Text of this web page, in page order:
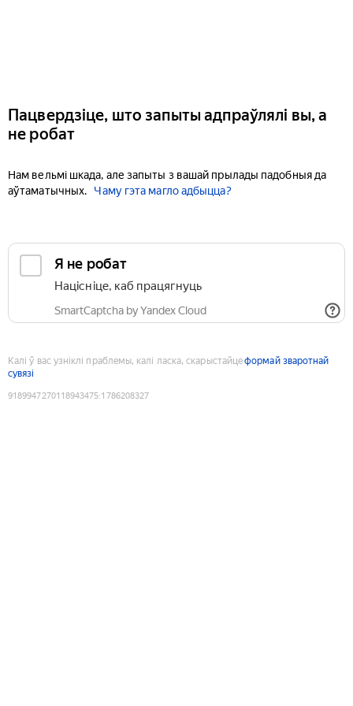
Пацвердзіце, што запыты адпраўлялі вы, а
не робат
Нам вельмі шкада, але запыты з вашай прылады падобныя да
аўтаматычных.
Чаму гэта магло адбыцца?
Я не робат
Націсніце, каб працягнуць
SmartCaptcha by Yandex Cloud
Калі ў вас узніклі праблемы, калі ласка, скарыстайцеформай зваротнай
сувязі
9189947270118943475:1786208327